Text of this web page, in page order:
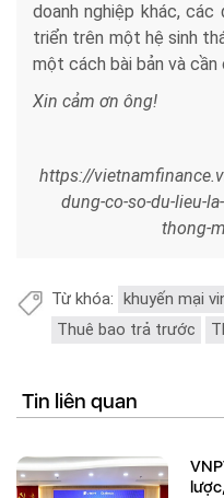
doanh nghiệp khác,
triển trên một hệ sinh
một cách bài bản và cần
Xin cảm ơn ông!
https://
dung-co-so-du-lieu-
thong-
Từ khóa: khuyến mại
Thuê bao trả trước
Tin liên quan
VNPT - Qualcomm hợp tác chiến